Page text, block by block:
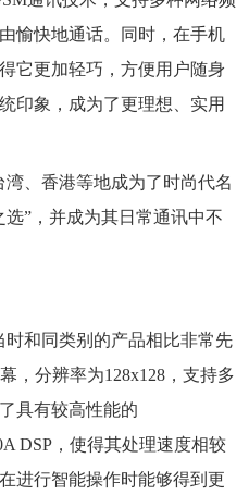
愉快地通话。同时，在手机
它更加轻巧，方便用户随身
印象，成为了更理想、实用
湾、香港等地成为了时尚代名
”，并成为其日常通讯中不
时和同类别的产品相比非常先
，分辨率为128x128，支持多
具有较高性能的
DSP，使得其处理速度相较
进行智能操作时能够得到更